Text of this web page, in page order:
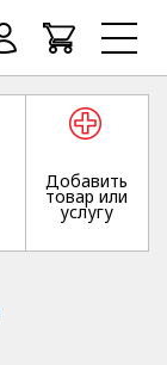
Добавить
товар или
услугу